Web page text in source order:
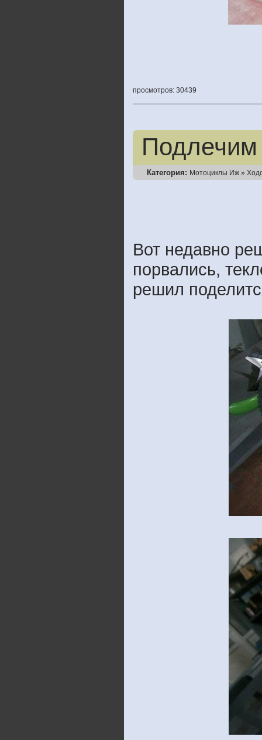
просмотров: 30439
Категория: Мотоциклы Иж »
Вот недавно
порвались,
решил